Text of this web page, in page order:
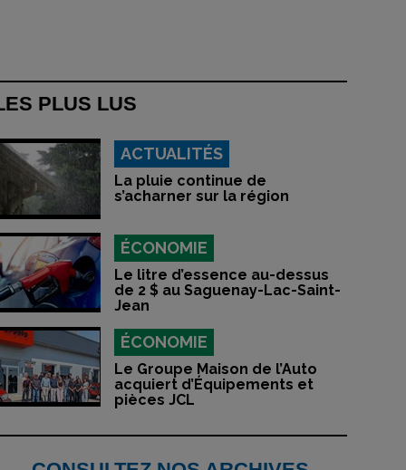
PLUS LUS
ACTUALITÉS
La pluie continue de
s’acharner sur la région
ÉCONOMIE
Le litre d’essence au-dessus
de 2 $ au Saguenay-Lac-Saint-
Jean
ÉCONOMIE
Le Groupe Maison de l’Auto
acquiert d’Équipements et
pièces JCL